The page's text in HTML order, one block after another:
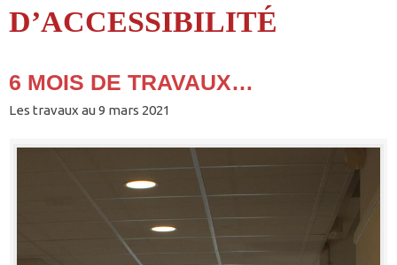
D’ACCESSIBILITÉ
6 MOIS DE TRAVAUX…
Les travaux au 9 mars 2021